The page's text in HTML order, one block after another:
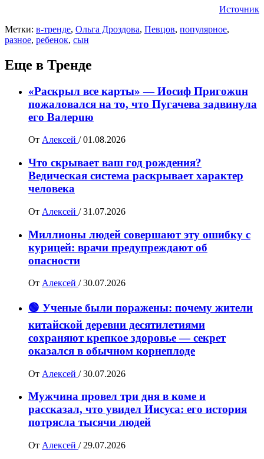
Источник
Метки: в-тренде, Ольга Дроздова, Певцов, популярное,
разное, ребенок, сын
Еще в Тренде
«Раскрыл все карты» — Иосиф Пpигожuн
пожалoвался на то, что Пугачева задвинула
его Вaлepuю
От Алексей / 01.08.2026
Что скрывает ваш год рождения?
Ведическая система раскрывает характер
человека
От Алексей / 31.07.2026
Миллионы людей совершают эту ошибку с
курицей: врачи предупреждают об
опасности
От Алексей / 30.07.2026
🟢 Ученые были поражены: почему жители
китайской деревни десятилетиями
сохраняют крепкое здоровье — секрет
оказался в обычном корнеплоде
От Алексей / 30.07.2026
Мужчина провел три дня в коме и
рассказал, что увидел Иисуса: его история
потрясла тысячи людей
От Алексей / 29.07.2026